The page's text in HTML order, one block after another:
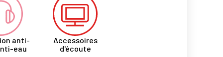
anti-
eau
Accessoires
d'écoute